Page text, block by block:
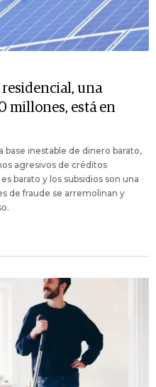
residencial, una
millones, está en
base inestable de dinero barato,
agresivos de créditos
barato y los subsidios son una
de fraude se arremolinan y